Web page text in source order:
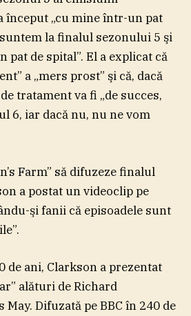
început „cu mine într-un pat
la finalul sezonului 5 şi
de spital”. El a explicat că
a „mers prost” şi că, dacă
tratament va fi „de succes,
6, iar dacă nu, nu ne vom
Farm” să difuzeze finalul
a postat un videoclip pe
şi fanii că episoadele sunt
de ani, Clarkson a prezentat
alături de Richard
May. Difuzată pe BBC în 240 de